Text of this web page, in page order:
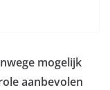
mogelijk
aanbevolen